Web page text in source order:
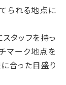
られる地点に
タッフを持っ
マーク地点を
合った目盛り